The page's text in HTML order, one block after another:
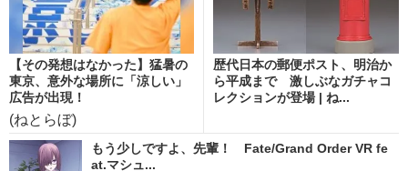
【その発想はなかった】猛暑の
東京、意外な場所に「涼しい」
広告が出現！
(ねとらぼ)
歴代日本の郵便ポスト、明治か
ら平成まで 激しぶなガチャコ
レクションが登場 | ね...
もう少しですよ、先輩！ Fate/Grand Order VR fe
at.マシュ...